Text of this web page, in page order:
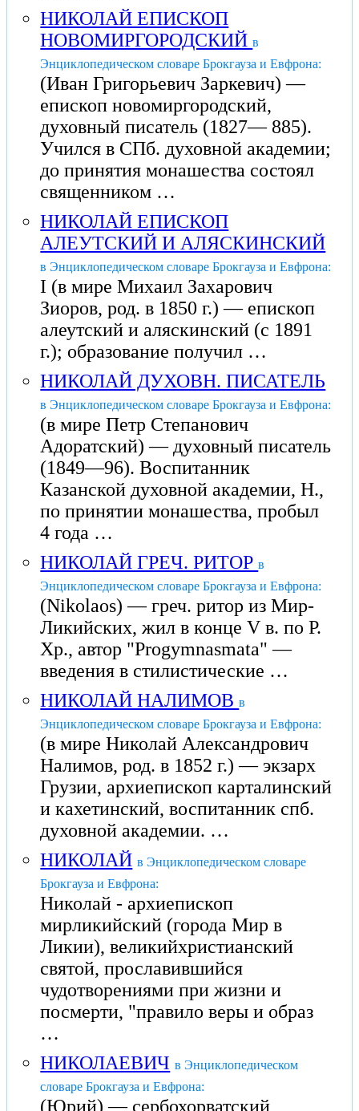
НИКОЛАЙ ЕПИСКОП
НОВОМИРГОРОДСКИЙв
Энциклопедическом словаре Брокгауза и Евфрона:
(Иван Григорьевич Заркевич) —
епископ новомиргородский,
духовный писатель (1827— 885).
Учился в СПб. духовной академии;
до принятия монашества состоял
священником …
НИКОЛАЙ ЕПИСКОП
АЛЕУТСКИЙ И АЛЯСКИНСКИЙ
в Энциклопедическом словаре Брокгауза и Евфрона:
I (в мире Михаил Захарович
Зиоров, род. в 1850 г.) — епископ
алеутский и аляскинский (с 1891
г.); образование получил …
НИКОЛАЙ ДУХОВН. ПИСАТЕЛЬ
в Энциклопедическом словаре Брокгауза и Евфрона:
(в мире Петр Степанович
Адоратский) — духовный писатель
(1849—96). Воспитанник
Казанской духовной академии, Н.,
по принятии монашества, пробыл
4 года …
НИКОЛАЙ ГРЕЧ. РИТОРв
Энциклопедическом словаре Брокгауза и Евфрона:
(Nikolaos) — греч. ритор из Мир-
Ликийских, жил в конце V в. по Р.
Хр., автор "Progymnasmata" —
введения в стилистические …
НИКОЛАЙ НАЛИМОВв
Энциклопедическом словаре Брокгауза и Евфрона:
(в мире Николай Александрович
Налимов, род. в 1852 г.) — экзарх
Грузии, архиепископ карталинский
и кахетинский, воспитанник спб.
духовной академии. …
НИКОЛАЙ в Энциклопедическом словаре
Брокгауза и Евфрона:
Николай - архиепископ
мирликийский (города Мир в
Ликии), великийхристианский
святой, прославившийся
чудотворениями при жизни и
посмерти, "правило веры и образ
…
НИКОЛАЕВИЧ в Энциклопедическом
словаре Брокгауза и Евфрона:
(Юрий) — сербохорватский